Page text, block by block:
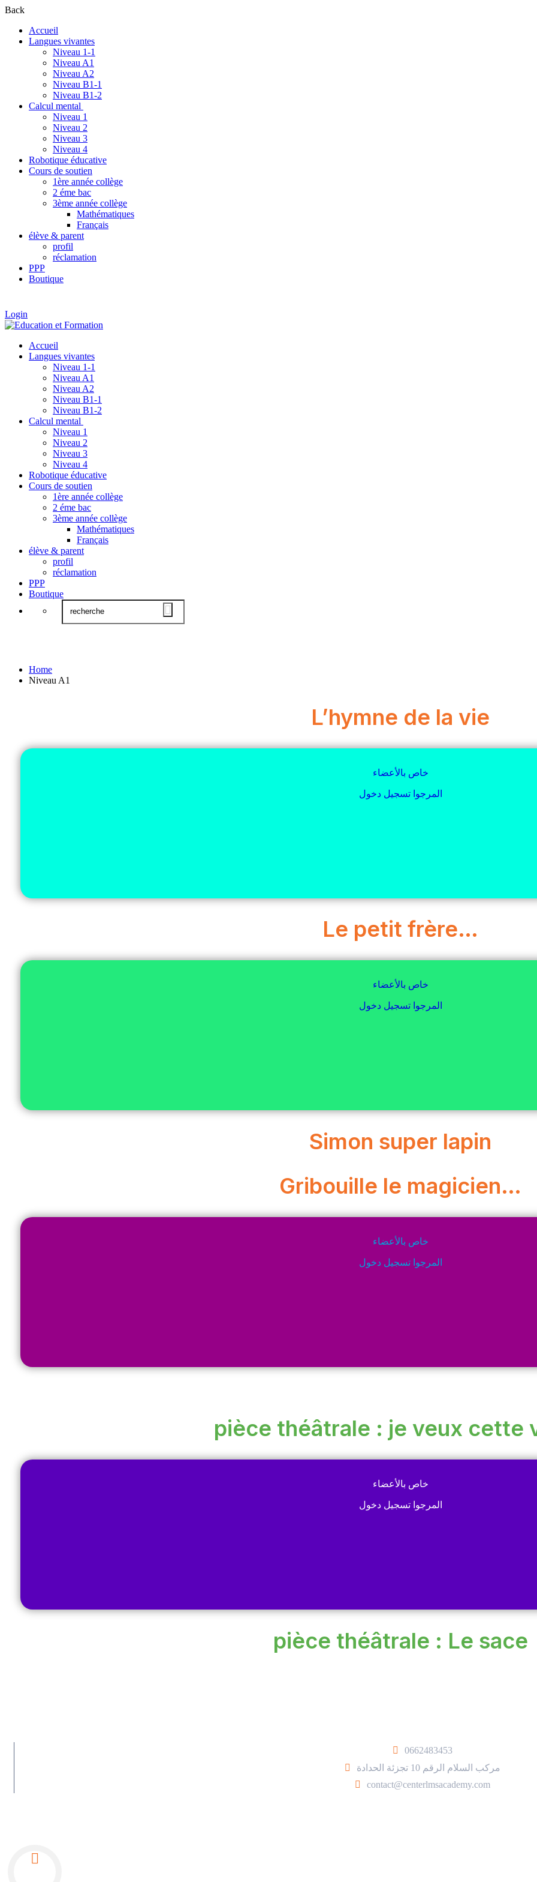
Back
Accueil
Langues vivantes
Niveau 1-1
Niveau A1
Niveau A2
Niveau B1-1
Niveau B1-2
Calcul mental
Niveau 1
Niveau 2
Niveau 3
Niveau 4
Robotique éducative
Cours de soutien
1ère année collège
2 éme bac
3ème année collège
Mathématiques
Français
élève & parent
profil
réclamation
PPP
Boutique
Login
Accueil
Langues vivantes
Niveau 1-1
Niveau A1
Niveau A2
Niveau B1-1
Niveau B1-2
Calcul mental
Niveau 1
Niveau 2
Niveau 3
Niveau 4
Robotique éducative
Cours de soutien
1ère année collège
2 éme bac
3ème année collège
Mathématiques
Français
élève & parent
profil
réclamation
PPP
Boutique
Home
Niveau A1
L’hymne de la vie
خاص بالأعضاء
المرجوا تسجيل دخول
Le petit frère…
خاص بالأعضاء
المرجوا تسجيل دخول
Simon super lapin
Gribouille le magicien…
خاص بالأعضاء
المرجوا تسجيل دخول
pièce théâtrale : je veux cette
خاص بالأعضاء
المرجوا تسجيل دخول
pièce théâtrale : Le sace
0662483453
مركب السلام الرقم 10 تجزئة الحدادة
contact@centerlmsacademy.com